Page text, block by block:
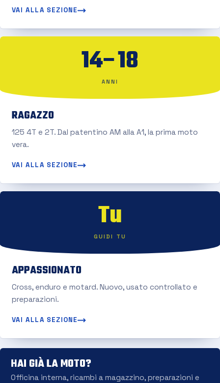
VAI ALLA SEZIONE
14–18
ANNI
RAGAZZO
125 4T e 2T. Dal patentino AM alla A1, la prima moto
vera.
VAI ALLA SEZIONE
Tu
GUIDI TU
APPASSIONATO
Cross, enduro e motard. Nuovo, usato controllato e
preparazioni.
VAI ALLA SEZIONE
HAI GIÀ LA MOTO?
Officina interna, ricambi a magazzino, preparazioni e